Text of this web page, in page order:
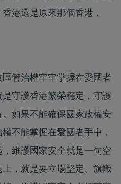
港還是原來那個香港，
管治權牢牢掌握在愛國者
守護香港繁榮穩定，守護
如果不能確保國家政權安
不能掌握在愛國者手中，
維護國家安全就是一句空
，就是要立場堅定、旗幟